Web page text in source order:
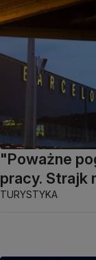
"Poważne
pracy. Strajk
TURYSTYKA